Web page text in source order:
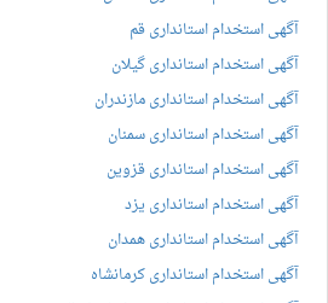
آگهی استخدام استانداری قم
آگهی استخدام استانداری گیلان
آگهی استخدام استانداری مازندران
آگهی استخدام استانداری سمنان
آگهی استخدام استانداری قزوین
آگهی استخدام استانداری یزد
آگهی استخدام استانداری همدان
آگهی استخدام استانداری کرمانشاه